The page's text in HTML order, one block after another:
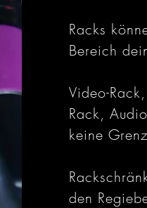
Racks
Bereich
Video-
Rack,
keine
den